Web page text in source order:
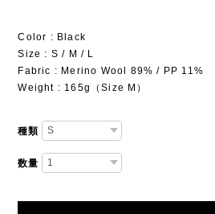
Color : Black
Size : S / M / L
Fabric : Merino Wool 89% / PP 11%
Weight : 165g（Size M）
種類
数量